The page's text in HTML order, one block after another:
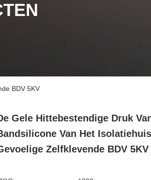
BDV 5KV
Gele Hittebestendige Druk
Van Het
Zelfklevende BDV 5KV